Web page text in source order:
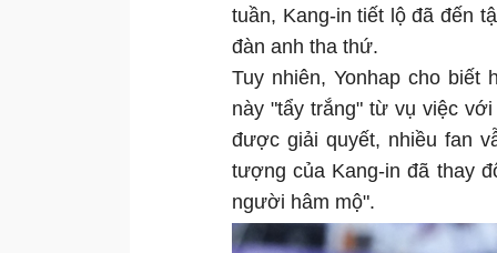
tuần, Kang-in tiết lộ đã đến
đàn anh tha thứ.
Tuy nhiên, Yonhap cho biết
này "tẩy trắng" từ vụ việc
được giải quyết, nhiều fan
tượng của Kang-in đã thay
người hâm mộ".